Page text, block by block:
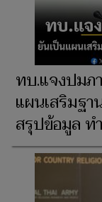
ทบ.แจงปมภ
แผนเสริมฐ
สรุปข้อมูล ท